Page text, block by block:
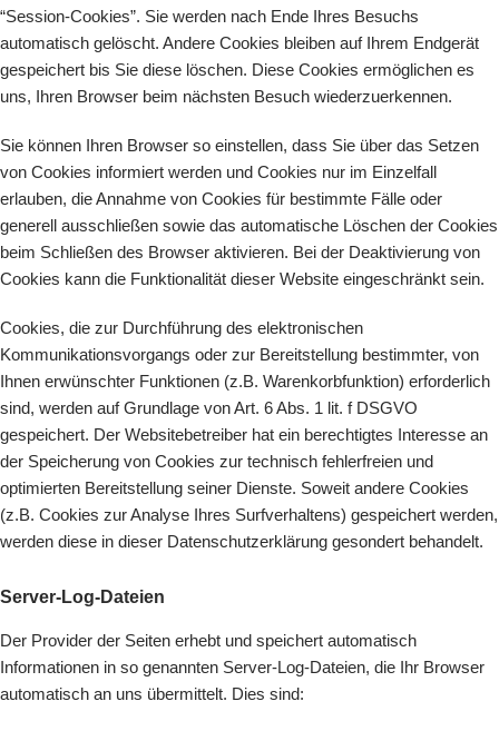
“Session-Cookies”. Sie werden nach Ende Ihres Besuchs
automatisch gelöscht. Andere Cookies bleiben auf Ihrem Endgerät
gespeichert bis Sie diese löschen. Diese Cookies ermöglichen es
uns, Ihren Browser beim nächsten Besuch wiederzuerkennen.
Sie können Ihren Browser so einstellen, dass Sie über das Setzen
von Cookies informiert werden und Cookies nur im Einzelfall
erlauben, die Annahme von Cookies für bestimmte Fälle oder
generell ausschließen sowie das automatische Löschen der Cookies
beim Schließen des Browser aktivieren. Bei der Deaktivierung von
Cookies kann die Funktionalität dieser Website eingeschränkt sein.
Cookies, die zur Durchführung des elektronischen
Kommunikationsvorgangs oder zur Bereitstellung bestimmter, von
Ihnen erwünschter Funktionen (z.B. Warenkorbfunktion) erforderlich
sind, werden auf Grundlage von Art. 6 Abs. 1 lit. f DSGVO
gespeichert. Der Websitebetreiber hat ein berechtigtes Interesse an
der Speicherung von Cookies zur technisch fehlerfreien und
optimierten Bereitstellung seiner Dienste. Soweit andere Cookies
(z.B. Cookies zur Analyse Ihres Surfverhaltens) gespeichert werden,
werden diese in dieser Datenschutzerklärung gesondert behandelt.
Server-Log-Dateien
Der Provider der Seiten erhebt und speichert automatisch
Informationen in so genannten Server-Log-Dateien, die Ihr Browser
automatisch an uns übermittelt. Dies sind: